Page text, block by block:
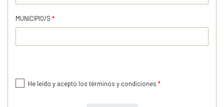
MUNICIPIO/S *
He leído y acepto los términos y condiciones *